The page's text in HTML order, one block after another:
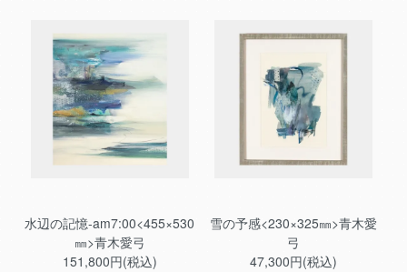
水辺の記憶-am7:00<455×530
㎜>青木愛弓
151,800円(税込)
雪の予感<230×325㎜>青木愛
弓
47,300円(税込)